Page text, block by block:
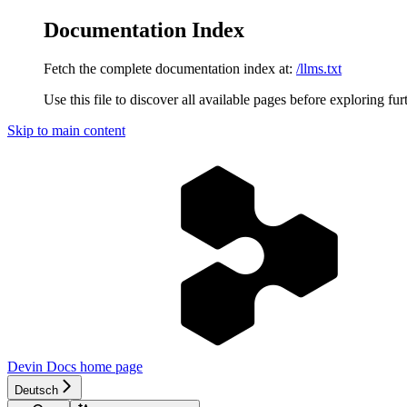
Documentation Index
Fetch the complete documentation index at: /llms.txt
Use this file to discover all available pages before exploring
Skip to main content
Devin Docs home page
Deutsch